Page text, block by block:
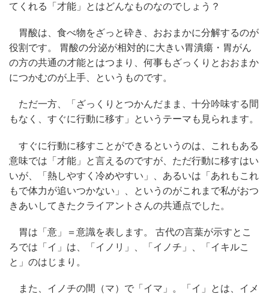
てくれる「才能」とはどんなものなのでしょう？
胃酸は、食べ物をざっと砕き、おおまかに分解するのが
役割です。 胃酸の分泌が相対的に大きい胃潰瘍・胃がん
の方の共通の才能とはつまり、何事もざっくりとおおまか
につかむのが上手、というものです。
ただ一方、「ざっくりとつかんだまま、十分吟味する間
もなく、すぐに行動に移す」というテーマも見られます。
すぐに行動に移すことができるというのは、これもある
意味では「才能」と言えるのですが、ただ行動に移すはい
いが、「熱しやすく冷めやすい」、あるいは「あれもこれ
もで体力が追いつかない」、というのがこれまで私がおつ
きあいしてきたクライアントさんの共通点でした。
胃は「意」＝意識を表します。 古代の言葉が示すとこ
ろでは「イ」は、「イノリ」、「イノチ」、「イキルこ
と」のはじまり。
また、イノチの間（マ）で「イマ」。「イ」とは、イメ